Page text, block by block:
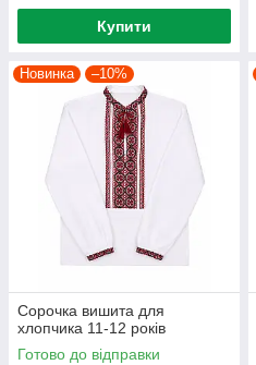
Купити
Новинка –10%
Сорочка вишита для
хлопчика 11-12 років
Готово до відправки